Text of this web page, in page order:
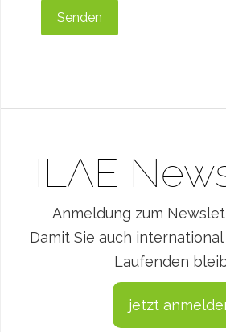
Senden
ILAE
Anmeldung zum
Damit Sie auch
Laufenden
jetzt